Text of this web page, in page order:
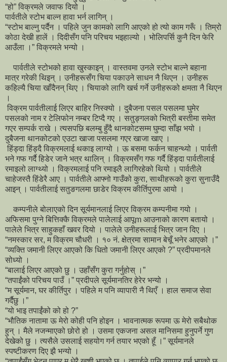
“हो” विक्रमले जवाफ दियो ।
पार्वतीले स्टोभ बाल्न हावा भर्न लागिन् ।
“स्टोभ बाल्नु पर्दैन । पहिले जुन कामको लागि आएको हो त्यो काम गरूँ । तिम्रो
कोठा देखी हालें । दिदीसँग पनि परिचय भइहाल्यो । भोलिपर्सि कुनै दिन फेरि
आउँला ।” विक्रमले भन्यो ।
पार्वतीले स्टोभको हावा खुस्काइन् । वास्तवमा उनले स्टोभ बाल्ने बहाना
मात्र गरेकी थिइन् । उनीहरूसँग चिया पकाउने साधन नै थिएन । उनीहरू
कहिल्यै चिया खाँदैनन् थिए । चियाको लागि खर्च गर्ने उनीहरूको क्षमता नै थिएन
।
विक्रम पार्वतीलाई लिएर बाहिर निस्क्यो । दुबैजना पसल पसलमा घुमेर
पसलको नाम र टेलिफोन नम्बर टिप्दै गए । सतुङ्गलको भित्री बस्तीमा समेत
गएर सम्पर्क राखे । त्यसपछि बलम्बु हुँदै थानकोटसम्म घुम्दा साँझ भयो ।
दुबैजना थानकोटको एउटा खाजा पसलमा गएर खाजा खाए ।
हिंड्दा हिंड्दै विक्रमलाई थकाइ लाग्यो । ऊ बसमा फर्कन चाहन्थ्यो । पार्वती
भने गफ गर्दै हिडेर जाने भत्र थालिन् । विक्रमसँग गफ गर्दै हिंड्दा पार्वतीलाई
रमाइलो लाग्थ्यो । विक्रमलाई पनि रमाइलै लागिरहेको थियो । पार्वतीले
चाहेजस्तै हिंडेरै आए । पार्वतीले आफ्नो गाउँको कुरा, साथीहरूको कुरा सुनाउँदै
आइन् । पार्वतीलाई सतुङगलमा छाडेर विक्रम कीर्तिपुरमा आयो ।
कम्पनीले बोलाएको दिन सूर्यमानलाई लिएर विक्रम कम्पनीमा गयो ।
अफिसमा पुग्ने बित्तिक्कै विक्रमले पालेलाई आपूm आउनाको कारण बतायो ।
पालेले भित्र साहुकहाँ खवर दियो । पालेले उनीहरूलाई भित्र जान दिए ।
“नमस्कार सर, म विक्रम चौधरी । १० नं. क्षेत्रमा सामान बेचूँ भनेर आएको ।”
“व्यक्ति जमानी लिएर आएको कि धितो जमानी लिएर आएको ?” प्रदीपमानले
सोध्यो ।
“बालाई लिएर आएको छु । उहाँसँग कुरा गर्नुहोस् ।”
“तपाईंको परिचय पाउँ ।” प्रदीपले सूर्यमानतिर हेरेर भन्यो ।
“म सूर्यमान, घर कीर्तिपुर । पहिले म पनि व्यापारी नै थिएँ । हाल समाज सेवा
गर्दैछु ।”
“यो भाइ तपाईंको को हो ?”
“भौतिक नातामा ऊ मेरो कोही पनि होइन । भावनात्मक रूपमा ऊ मेरो सबैथोक
हुन् । मैले नजन्माएको छोरो हो । उसमा एकजना असल मानिसमा हुनुपर्ने गुण
देखेको छु । त्यसैले उसलाई सहयोग गर्न तयार भएको हूँ ।” सूर्यमानले
स्पष्टीकरण दिए झै भन्यो ।